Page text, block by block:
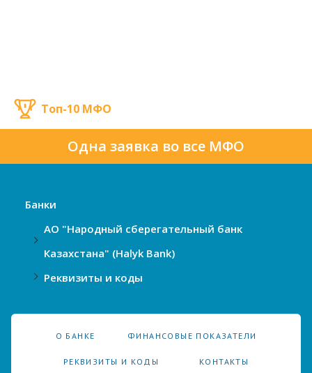
Одна заявка во все МФО
Топ-10 МФО
Банки
АО "Народный сберегательный банк
Казахстана" (Halyk Bank)
Реквизиты и коды
О БАНКЕ ФИНАНСОВЫЕ ПОКАЗАТЕЛИ
РЕКВИЗИТЫ И КОДЫ КОНТАКТЫ